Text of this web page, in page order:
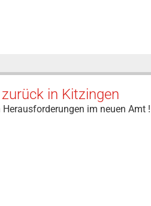
in Kitzingen
im neuen Amt !